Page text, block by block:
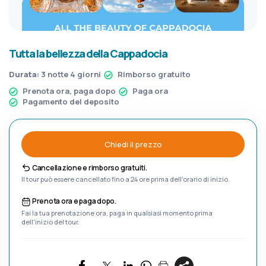
Tutta la bellezza della Cappadocia
Durata: 3 notte 4 giorni
Rimborso gratuito
Prenota ora, paga dopo
Paga ora
Pagamento del deposito
Chiedi il prezzo
Cancellazione e rimborso gratuiti.
Il tour può essere cancellato fino a 24 ore prima dell'orario di inizio.
Prenota ora e paga dopo.
Fai la tua prenotazione ora, paga in qualsiasi momento prima
dell'inizio del tour.